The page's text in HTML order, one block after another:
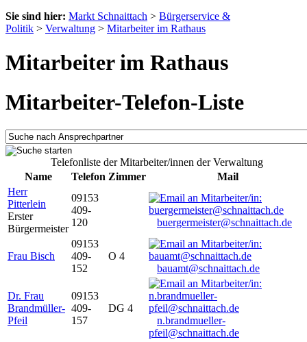
Sie sind hier: Markt Schnaittach > Bürgerservice &
Politik > Verwaltung > Mitarbeiter im Rathaus
Mitarbeiter im Rathaus
Mitarbeiter-Telefon-Liste
Telefonliste der Mitarbeiter/innen der Verwaltung
Name
Telefon Zimmer
Mail
Herr
Pitterlein
Erster
Bürgermeister
09153
409-
120
buergermeister@schnaittach.de
Frau Bisch
09153
409-
152
O 4
bauamt@schnaittach.de
Dr. Frau
Brandmüller-
Pfeil
09153
409-
157
DG 4
n.brandmueller-
pfeil@schnaittach.de